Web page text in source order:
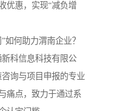
优惠，实现“减负增
如何助力渭南企业？
科信息科技有限公
询与项目申报的专业
痛点，致力于通过系